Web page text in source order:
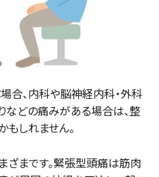
合、内科や脳神経内科・外科
などの痛みがある場合は、整
しれません。
ざまです。緊張型頭痛は筋肉